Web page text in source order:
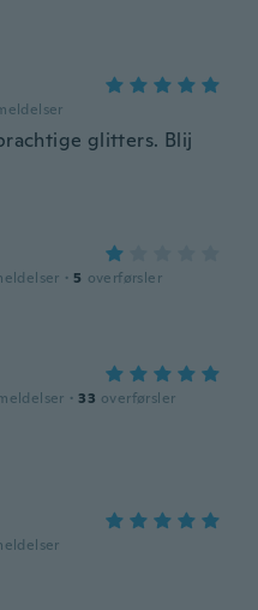
glitters. Blij
· 5 overførsler
· 33 overførsler